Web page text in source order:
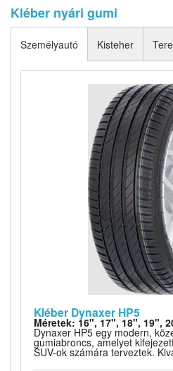
Kléber nyári gumi
Személyautó
Kléber Dynaxer HP5
Méretek: 16", 17", 18", 19",
Dynaxer HP5 egy modern,
gumiabroncs, amelyet
SUV-ok számára terveztek.
Kisteher